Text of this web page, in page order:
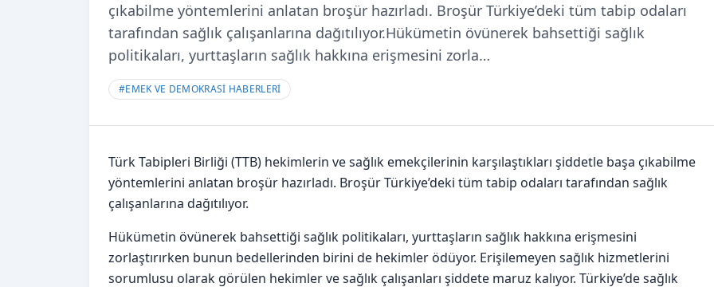
çıkabilme yöntemlerini anlatan broşür hazırladı. Broşür Türkiye’deki tüm tabip odaları
tarafından sağlık çalışanlarına dağıtılıyor.Hükümetin övünerek bahsettiği sağlık
politikaları, yurttaşların sağlık hakkına erişmesini zorla…
#EMEK VE DEMOKRASİ HABERLERİ
Türk Tabipleri Birliği (TTB) hekimlerin ve sağlık emekçilerinin karşılaştıkları şiddetle başa çıkabilme
yöntemlerini anlatan broşür hazırladı. Broşür Türkiye’deki tüm tabip odaları tarafından sağlık
çalışanlarına dağıtılıyor.
Hükümetin övünerek bahsettiği sağlık politikaları, yurttaşların sağlık hakkına erişmesini
zorlaştırırken bunun bedellerinden birini de hekimler ödüyor. Erişilemeyen sağlık hizmetlerini
sorumlusu olarak görülen hekimler ve sağlık çalışanları şiddete maruz kalıyor. Türkiye’de sağlık